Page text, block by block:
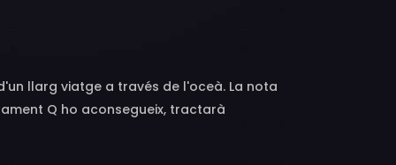
Gammelgaard, Jasper Møller Friis,
Benjamin Kitter, Maria Rossing,
Schelin, Armin Rohde, Peter Nejsum,
Frederik Lykkegaard, Viola
Arnfinn Skadsem, Charlotte Beder,
llarg viatge a través de l'oceà. La nota
Q ho aconsegueix, tractarà
cas abandonat tot i que les petjades